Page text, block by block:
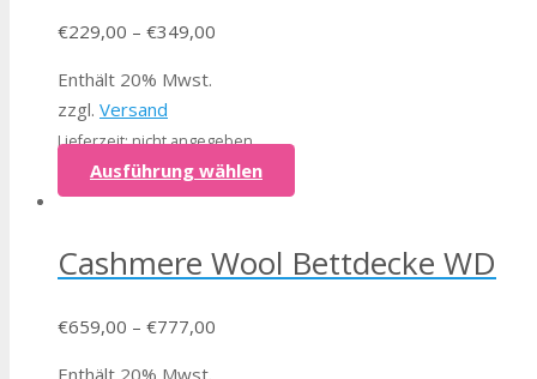
€229,00 – €349,00
Enthält 20% Mwst.
zzgl. Versand
Lieferzeit: nicht angegeben
Ausführung wählen
Cashmere Wool Bettdecke WD
€659,00 – €777,00
Enthält 20% Mwst.